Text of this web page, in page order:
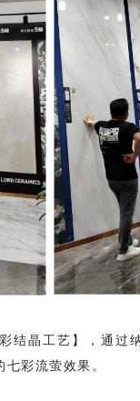
结晶工艺】，通过
彩流萤效果。